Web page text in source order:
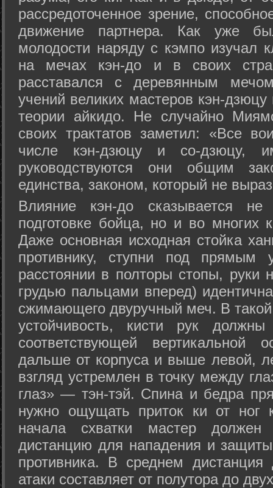
рассредоточенное зрение,
движение партнера. Как уже
молодости наряду с кэмпо изучал
на мечах кэн-до и в своих
расставался с деревянным
учений великих мастеров кэн-
теории айкидо. Не случайно
своих трактатов заметил: «Все
числе кэн-дзюцу и со-дзюцу,
руководствуются они общим
единства, законом, который не
Влияние кэн-до сказывается не
подготовке бойца, но и во многих
Даже основная исходная стойка
противнику, ступни под прямым
расстоянии в полторы стопы, руки
грудью пальцами вперед)
сжимающего двуручный меч. В
устойчивость, кисти рук
соответствующей
дальше от корпуса и выше левой,
взгляд устремлен в точку между
глаз» — тэн-тэй. Спина и бедра
нужно ощущать приток ки от
начала схватки мастер должен
дистанцию для нападения и
противника. В среднем
атаки составляет от полутора до